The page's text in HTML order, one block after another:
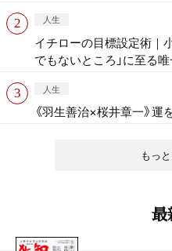
もっ
人生
イチローの目標設定術｜
でもないところ」に至る
人生
《羽生善治×桜井章一》運
最